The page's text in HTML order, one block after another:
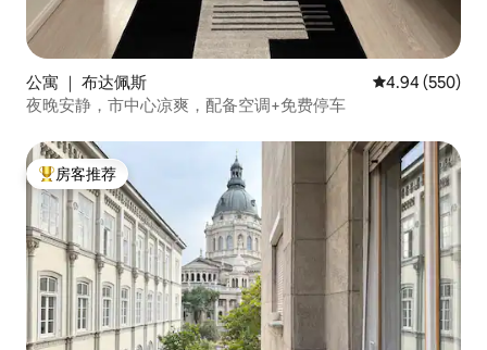
公寓 ｜ 布达佩斯 平均评分 4.94
4.94 (550)
夜晚安静，市中心凉爽，配备空调+免费停车
热门「房客推荐」
房客推荐